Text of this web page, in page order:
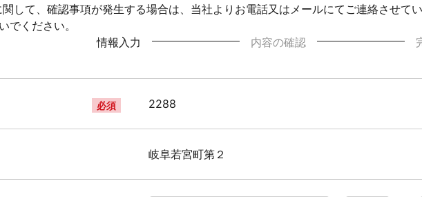
して、確認事項が発生する場合は、当社よりお電話又はメールにてご連絡させて
でください。
情報入力
内容の確認
必須 2288
岐阜若宮町第２